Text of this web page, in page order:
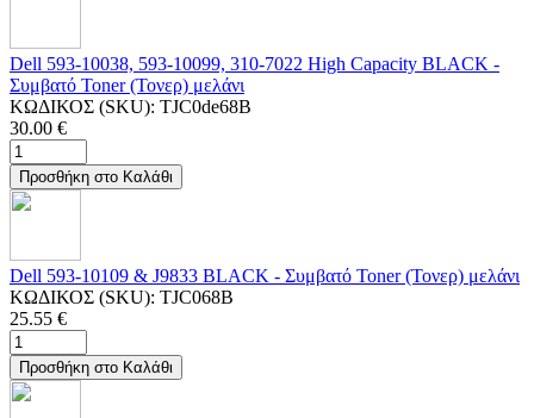
Dell 593-10038, 593-10099, 310-7022 High Capacity BLACK -
Συμβατό Toner (Τονερ) μελάνι
ΚΩΔΙΚΟΣ (SKU): TJC0de68B
30.00 €
Προσθήκη στο Καλάθι
Dell 593-10109 & J9833 BLACK - Συμβατό Toner (Τονερ) μελάνι
ΚΩΔΙΚΟΣ (SKU): TJC068B
25.55 €
Προσθήκη στο Καλάθι